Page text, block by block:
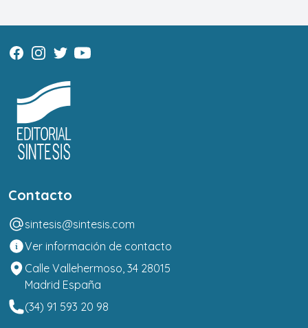
Contacto
sintesis@sintesis.com
Ver información de contacto
Calle Vallehermoso, 34 28015
Madrid España
(34) 91 593 20 98